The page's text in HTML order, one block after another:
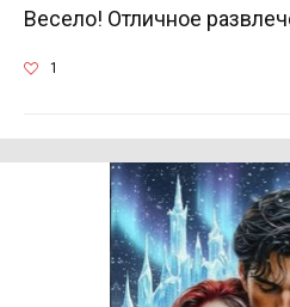
Весело! Отличное
1